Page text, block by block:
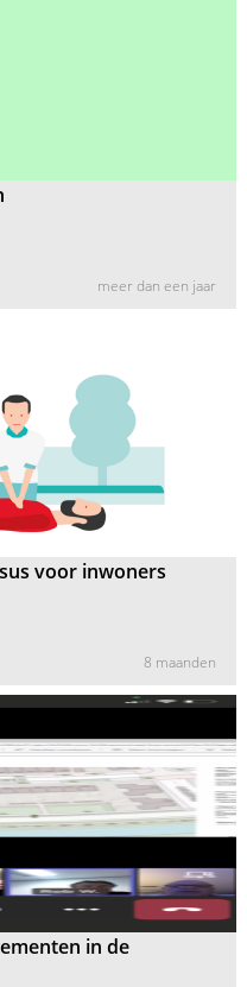
meer dan een jaar
voor inwoners
8 maanden
in de